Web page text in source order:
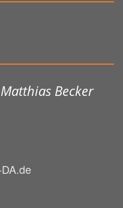
Becker